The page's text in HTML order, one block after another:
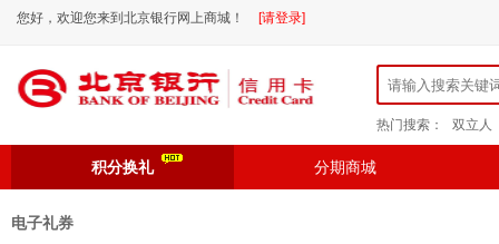
您好，欢迎您来到北京银行网上商城！ [请登录]
热门搜索： 双立人
积分换礼 分期商城
电子礼券